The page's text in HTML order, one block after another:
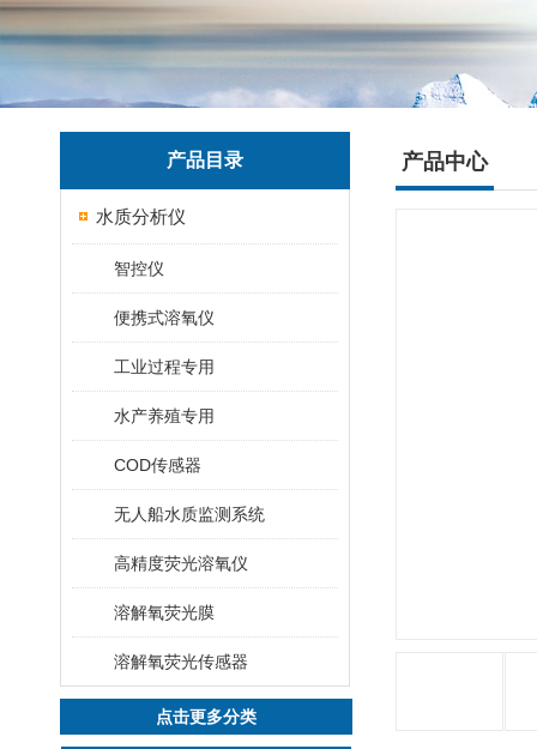
产品目录
水质分析仪
智控仪
便携式溶氧仪
工业过程专用
水产养殖专用
COD传感器
无人船水质监测系统
高精度荧光溶氧仪
溶解氧荧光膜
溶解氧荧光传感器
点击更多分类
产品中心